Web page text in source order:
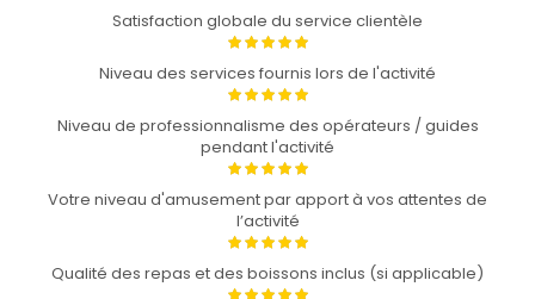
Satisfaction globale du service clientèle
Niveau des services fournis lors de l'activité
Niveau de professionnalisme des opérateurs / guides
pendant l'activité
Votre niveau d'amusement par apport à vos attentes de
l’activité
Qualité des repas et des boissons inclus (si applicable)